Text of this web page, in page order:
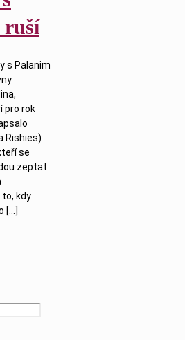
ruší
s Palanim
pro rok
Rishies)
se
zeptat
kdy
[…]